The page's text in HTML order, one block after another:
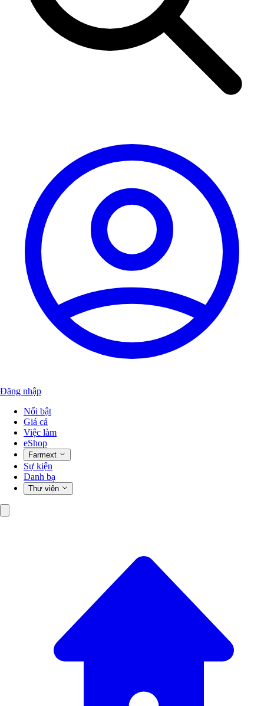
Đăng nhập
Nổi bật
Giá cả
Việc làm
eShop
Farmext
Sự kiện
Danh bạ
Thư viện